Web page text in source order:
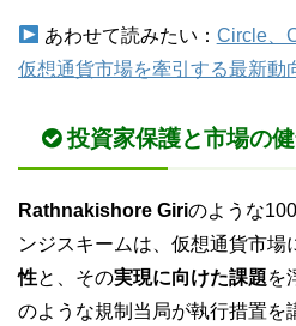
あわせて読みたい： Circle、
仮想通貨市場を牽引する最新動
投資家保護と市場の
Rathnakishore Giriのような
ンジスキームは、仮想通貨市場
性と、その実現に向けた課題を
のような規制当局が執行措置を